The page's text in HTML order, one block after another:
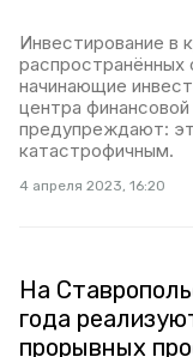
Инвестирование в
начинающие
центра
предупреждают:
катастрофичным.
4 апреля 2023, 16:20
На
года
прорывных